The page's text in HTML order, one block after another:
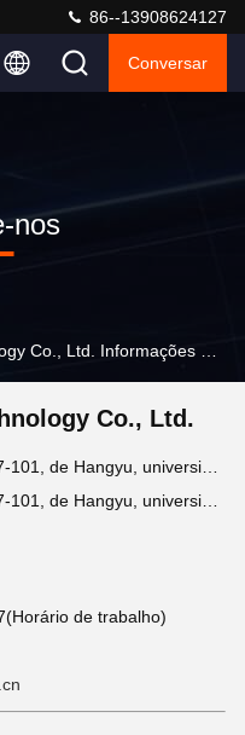
86--13908624127
Conversar
nos
Co., Ltd.
de trabalho)